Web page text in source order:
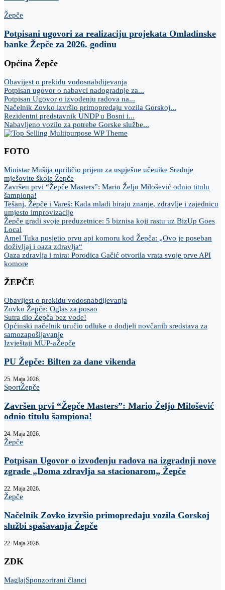
Žepče
Potpisani ugovori za realizaciju projekata Omladinske
banke Žepče za 2026. godinu
Općina Žepče
Obavijest o prekidu vodosnabdijevanja
Potpisan ugovor o nabavci nadogradnje za...
Potpisan Ugovor o izvođenju radova na...
Načelnik Zovko izvršio primopredaju vozila Gorskoj...
Rezidentni predstavnik UNDP u Bosni i...
Nabavljeno vozilo za potrebe Gorske službe...
FOTO
Ministar Mušija upriličio prijem za uspješne učenike Srednje
mješovite škole Žepče
Završen prvi “Žepče Masters”: Mario Željo Milošević odnio titulu
šampiona!
Tešanj, Žepče i Vareš: Kada mladi biraju znanje, zdravlje i zajednicu
umjesto improvizacije
Žepče gradi svoje preduzetnice: 5 biznisa koji rastu uz BizUp Goes
Local
Amel Tuka posjetio prvu api komoru kod Žepča: „Ovo je poseban
doživljaj i oaza zdravlja“
Oaza zdravlja i mira: Porodica Gačić otvorila vrata svoje prve API
komore
ŽEPČE
Obavijest o prekidu vodosnabdijevanja
Zovko Žepče: Oglas za posao
Sutra dio Žepča bez vode!
Općinski načelnik uručio odluke o dodjeli novčanih sredstava za
samozapošljavanje
Izvještaji MUP-aŽepče
PU Žepče: Bilten za dane vikenda
25. Maja 2026.
SportŽepče
Završen prvi “Žepče Masters”: Mario Željo Milošević
odnio titulu šampiona!
24. Maja 2026.
Žepče
Potpisan Ugovor o izvođenju radova na izgradnji nove
zgrade „Doma zdravlja sa stacionarom„ Žepče
22. Maja 2026.
Žepče
Načelnik Zovko izvršio primopredaju vozila Gorskoj
službi spašavanja Žepče
22. Maja 2026.
ZDK
MaglajSponzorirani članci